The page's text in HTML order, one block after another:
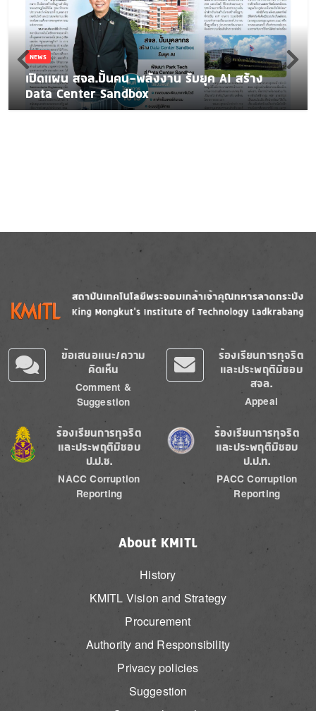
NEWS
เปิดแผน สจล.ปั้นคน-พลังงาน รับยุค AI สร้าง
Data Center Sandbox
Image
ข้อเสนอแนะ/ความ
คิดเห็น
Comment &
Suggestion
ร้องเรียนการทุจริต
และประพฤติมิชอบ
สจล.
Appeal
Image
ร้องเรียนการทุจริต
และประพฤติมิชอบ
ป.ป.ช.
NACC Corruption
Reporting
Image
ร้องเรียนการทุจริต
และประพฤติมิชอบ
ป.ป.ท.
PACC Corruption
Reporting
About KMITL
History
KMITL Vision and Strategy
Procurement
Authority and Responsibility
Privacy policies
Suggestion